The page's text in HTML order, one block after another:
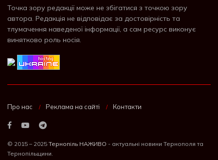
Точка зору редакції може не збігатися з точкою зору
автора. Редакція не відповідає за достовірність та
тлумачення наведеної інформації, а сам ресурс виконує
винятково роль носія.
Про нас Реклама на сайті Контакти
© 2015 – 2025 Тернопіль НАЖИВО - актуальні новини Тернополя та
Тернопільщини.